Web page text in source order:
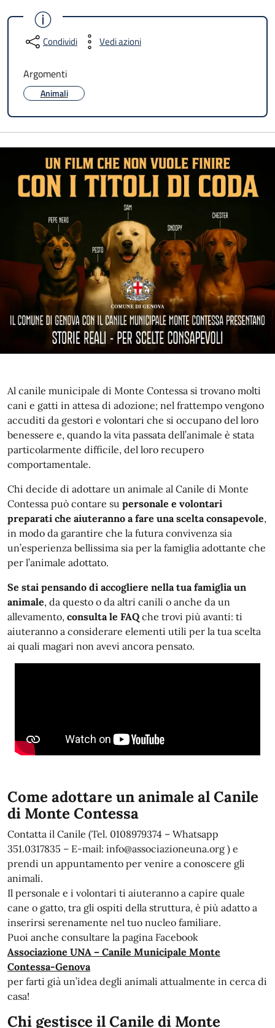
Condividi Vedi azioni
Argomenti
Animali
Al canile municipale di Monte Contessa si trovano molti
cani e gatti in attesa di adozione; nel frattempo vengono
accuditi da gestori e volontari che si occupano del loro
benessere e, quando la vita passata dell’animale è stata
particolarmente difficile, del loro recupero
comportamentale.
Chi decide di adottare un animale al Canile di Monte
Contessa può contare su personale e volontari
preparati che aiuteranno a fare una scelta consapevole,
in modo da garantire che la futura convivenza sia
un’esperienza bellissima sia per la famiglia adottante che
per l’animale adottato.
Se stai pensando di accogliere nella tua famiglia un
animale, da questo o da altri canili o anche da un
allevamento, consulta le FAQ che trovi più avanti: ti
aiuteranno a considerare elementi utili per la tua scelta
ai quali magari non avevi ancora pensato.
Come adottare un animale al Canile
di Monte Contessa
Contatta il Canile (Tel. 0108979374 – Whatsapp
351.0317835 – E-mail: info@associazioneuna.org ) e
prendi un appuntamento per venire a conoscere gli
animali.
Il personale e i volontari ti aiuteranno a capire quale
cane o gatto, tra gli ospiti della struttura, è più adatto a
inserirsi serenamente nel tuo nucleo familiare.
Puoi anche consultare la pagina Facebook
Associazione UNA – Canile Municipale Monte
Contessa-Genova
per farti già un’idea degli animali attualmente in cerca di
casa!
Chi gestisce il Canile di Monte